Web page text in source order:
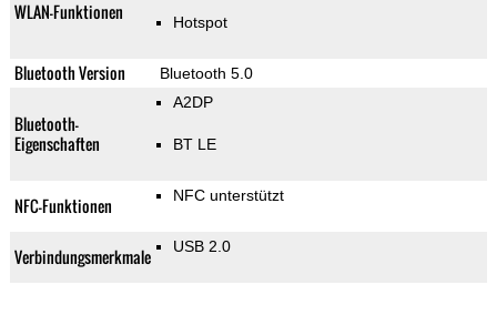
WLAN-Funktionen Hotspot
Bluetooth Version Bluetooth 5.0
Bluetooth-
Eigenschaften
A2DP
BT LE
NFC-Funktionen NFC unterstützt
Verbindungsmerkmale USB 2.0